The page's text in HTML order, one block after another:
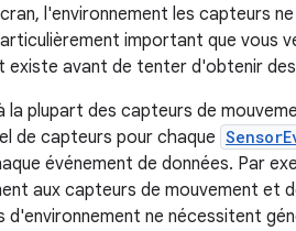
l'environnement les capteurs
important que vous
existe avant de tenter d'obtenir
la plupart des capteurs de
de capteurs pour chaque
événement de données. Par
aux capteurs de mouvement et
d'environnement ne nécessitent